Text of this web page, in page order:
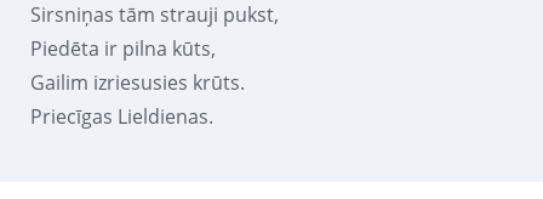
Sirsniņas tām strauji pukst,
Piedēta ir pilna kūts,
Gailim izriesusies krūts.
Priecīgas Lieldienas.